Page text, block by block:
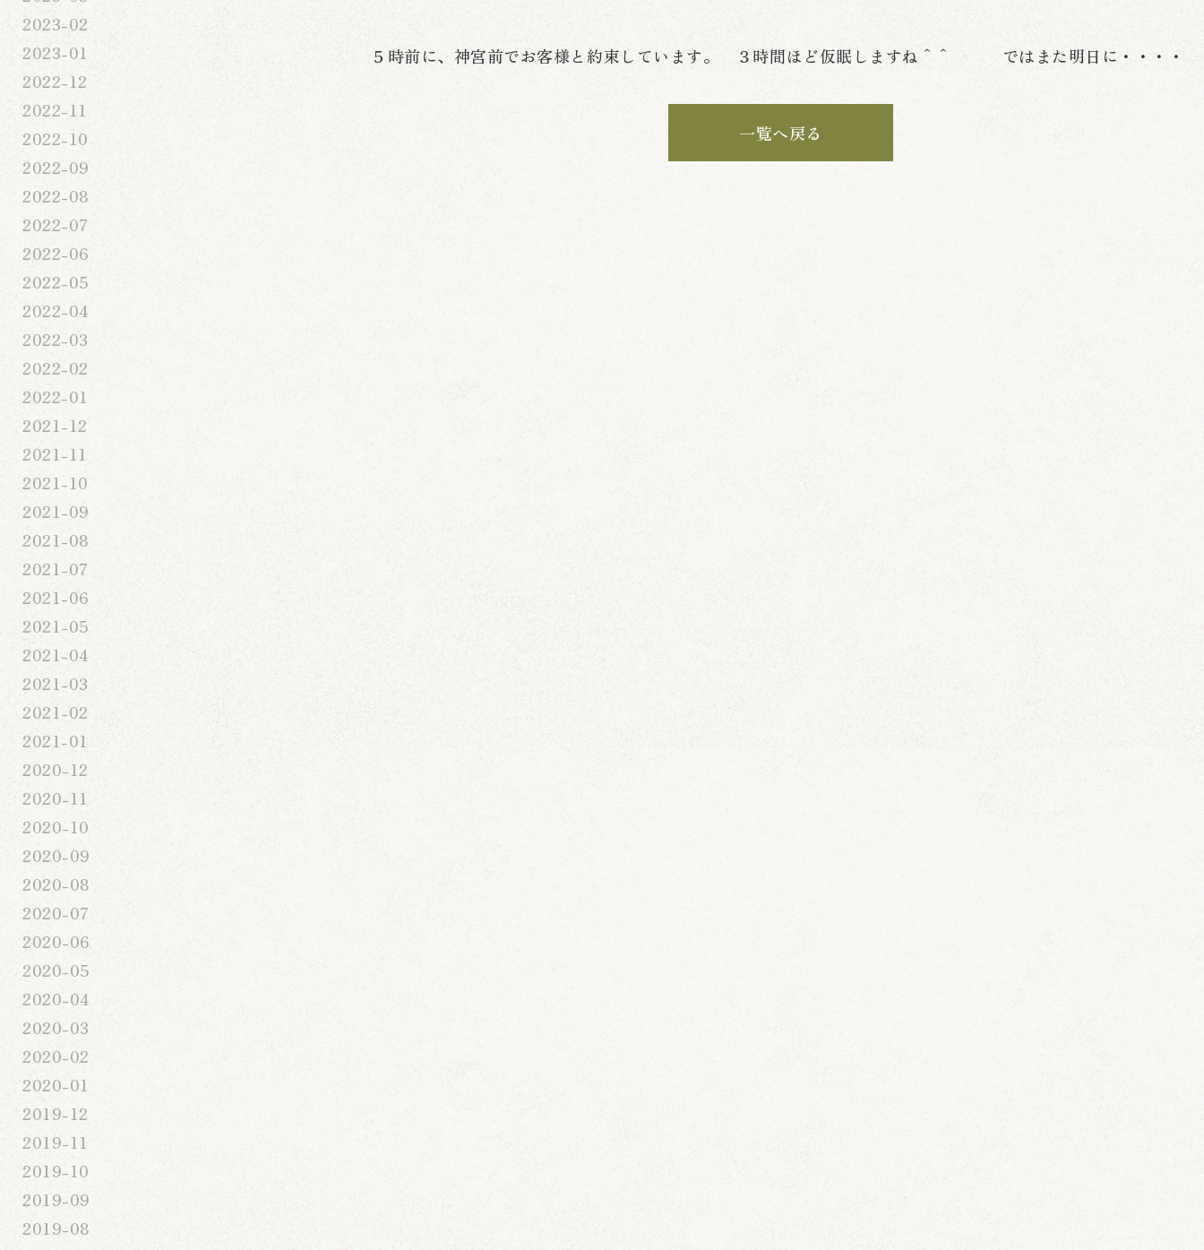
５時前に、神宮前でお客様と約束しています。 ３時間ほど仮眠しますね＾＾ ではまた明日に・・・・
一覧へ戻る
2023-02
2023-01
2022-12
2022-11
2022-10
2022-09
2022-08
2022-07
2022-06
2022-05
2022-04
2022-03
2022-02
2022-01
2021-12
2021-11
2021-10
2021-09
2021-08
2021-07
2021-06
2021-05
2021-04
2021-03
2021-02
2021-01
2020-12
2020-11
2020-10
2020-09
2020-08
2020-07
2020-06
2020-05
2020-04
2020-03
2020-02
2020-01
2019-12
2019-11
2019-10
2019-09
2019-08